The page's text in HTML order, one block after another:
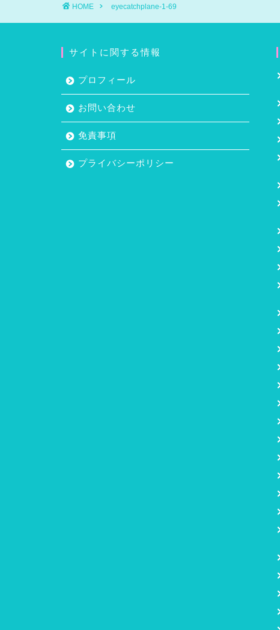
HOME eyecatchplane-1-69
サイトに関する情報
プロフィール
お問い合わせ
免責事項
プライバシーポリシー